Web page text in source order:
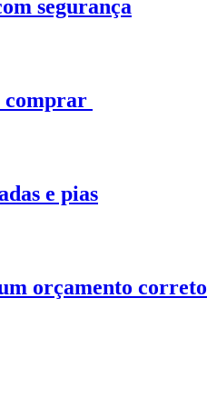
segurança
comprar
e pias
orçamento correto